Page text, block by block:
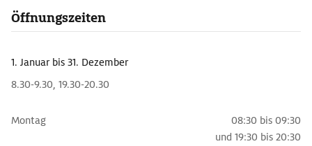
Öffnungszeiten
1. Januar bis 31. Dezember
8.30-9.30, 19.30-20.30
Montag
08:30 bis 09:30
und 19:30 bis 20:30